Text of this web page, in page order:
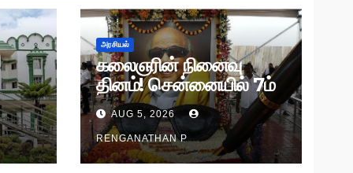
அரசியல்
கலைஞரின் நினைவு
தினம்! சென்னையில் 7ம்
தேதி அமைதிப் பேரணி!
AUG 5, 2026
RENGANATHAN P